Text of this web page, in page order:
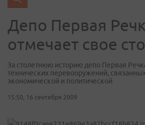
Депо Первая
отмечает свое
За столетнюю историю депо Первая
технических перевооружений,
экономической и политической
15:50, 16 сентября 2009